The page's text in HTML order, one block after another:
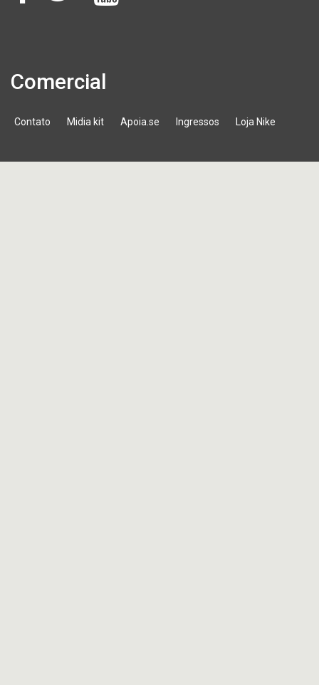
Comercial
Contato Midia kit Apoia.se Ingressos Loja Nike